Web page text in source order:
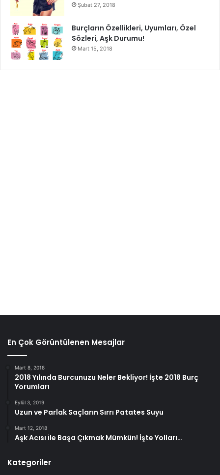
Şubat 27, 2018
Burçların Özellikleri, Uyumları, Özel
Sözleri, Aşk Durumu!
Mart 15, 2018
En Çok Görüntülenen Mesajlar
Mart 8, 2018
2018 Yılında Burcunuzu Neler Bekliyor! İşte 2018 Burç
Yorumları
Eylül 3, 2019
Uzun ve Parlak Saçların Sırrı Patates Suyu
Mart 12, 2018
Aşk Acısı ile Başa Çıkmak Mümkün! İşte Yolları…
Kategoriler